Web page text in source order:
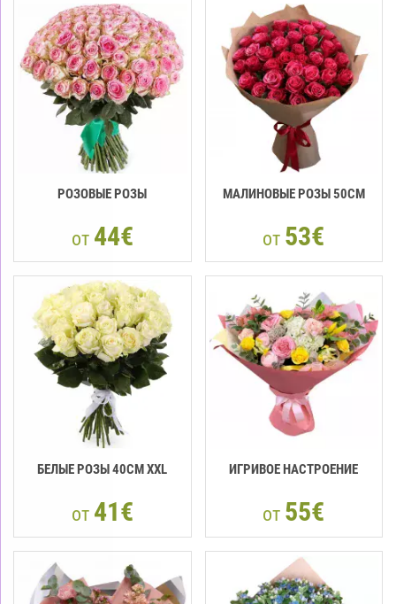
РОЗОВЫЕ РОЗЫ
от 44€
МАЛИНОВЫЕ РОЗЫ 50СМ
от 53€
БЕЛЫЕ РОЗЫ 40СМ XXL
от 41€
ИГРИВОЕ НАСТРОЕНИЕ
от 55€